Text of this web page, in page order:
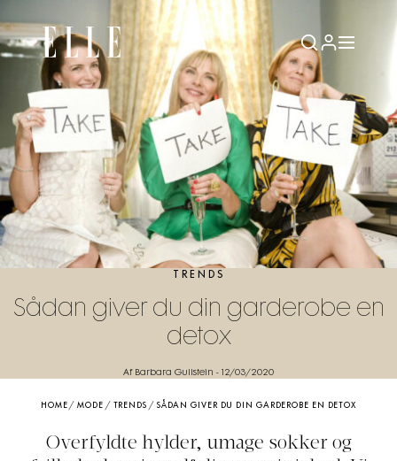
TRENDS
Sådan giver du din garderobe en
detox
Af Barbara Gullstein - 12/03/2020
HOME /MODE / TRENDS / SÅDAN GIVER DU DIN GARDEROBE EN DETOX
Overfyldte hylder, umage sokker og